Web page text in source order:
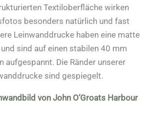
Textiloberfläche wirken
besonders natürlich und fast
Leinwanddrucke haben eine matte
sind auf einen stabilen 40 mm
aufgespannt. Die Ränder unserer
sind gespiegelt.
von John O’Groats Harbour